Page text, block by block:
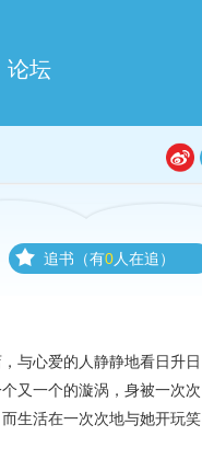
论坛
追书（有0人在追）
与心爱的人静静地看日升日
又一个的漩涡，身被一次次
生活在一次次地与她开玩笑